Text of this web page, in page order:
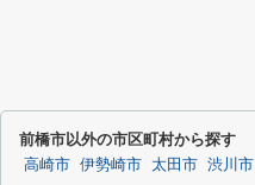
前橋市以外の市区町村から探す
高崎市 伊勢崎市 太田市 渋川市